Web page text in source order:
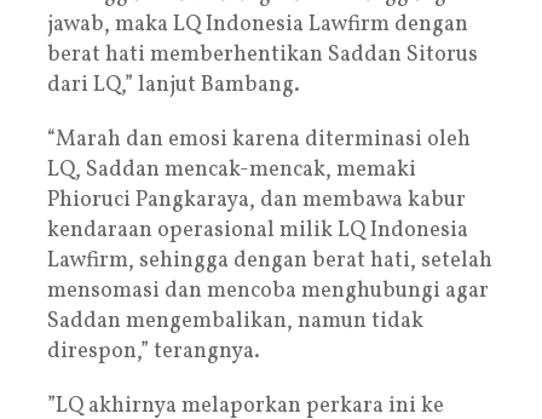
jawab, maka LQ Indonesia Lawfirm dengan
berat hati memberhentikan Saddan Sitorus
dari LQ,” lanjut Bambang.
“Marah dan emosi karena diterminasi oleh
LQ, Saddan mencak-mencak, memaki
Phioruci Pangkaraya, dan membawa kabur
kendaraan operasional milik LQ Indonesia
Lawfirm, sehingga dengan berat hati, setelah
mensomasi dan mencoba menghubungi agar
Saddan mengembalikan, namun tidak
direspon,” terangnya.
”LQ akhirnya melaporkan perkara ini ke